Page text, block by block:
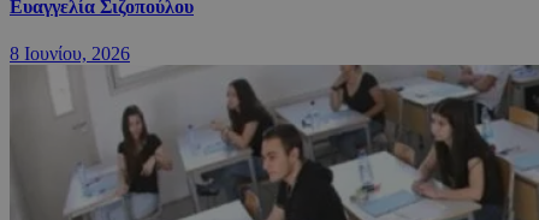
Ευαγγελία Σιζοπούλου
8 Ιουνίου, 2026